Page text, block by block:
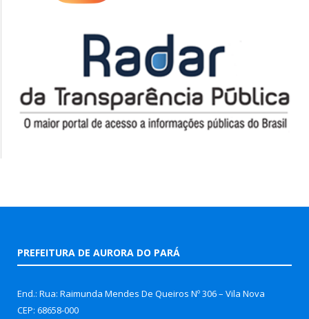
PREFEITURA DE AURORA DO PARÁ
End.: Rua: Raimunda Mendes De Queiros Nº 306 – Vila Nova
CEP: 68658-000